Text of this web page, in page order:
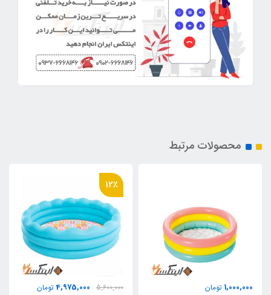
محصولات مرتبط
1,000,000 تومان
12٪
5,600,000
4,975,000 تومان